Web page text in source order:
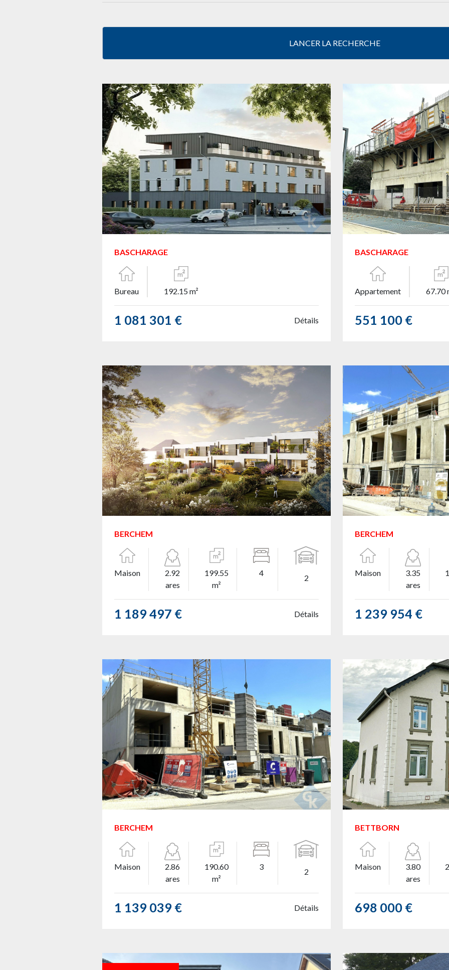
BASCHARAGE
Bureau 192.15 m²
1 081 301 € Détails
BASCHARAGE
Appartement 67.70
551 100 €
BERCHEM
Maison
2.92
ares
199.55
m²
4
2
1 189 497 € Détails
BERCHEM
Maison
3.35
ares
1 239 954 €
BERCHEM
Maison
2.86
ares
190.60
m²
3
2
1 139 039 € Détails
BETTBORN
Maison
3.80
ares
698 000 €